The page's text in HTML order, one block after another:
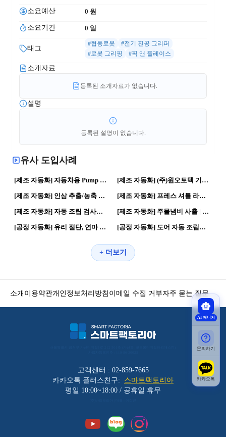
소요예산 0 원
소요기간 0 일
태그
#협동로봇
#전기 진공 그리퍼
#로봇 그리핑
#픽 앤 플레이스
소개자료
등록된 소개자료가 없습니다.
설명
등록된 설명이 없습니다.
유사 도입사례
15 0
[제조 자동화] 자동차용 Pump Filter 품질향상을 위한 INDEX 비전검사 시스템 구축 | 자동화 공정 · 스마트공장 [제조 자동화] (주)원오토텍 기업홍보영상 | 산업자동화·스마트팩토리 솔루션 전문기업 | 제조혁신 · 스마트공장
17 1
[제조 자동화] 인삼 추출/농축 공장 구축 래퍼런스 사례 | 스마트공장 · 자동화 공정
52 0
[제조 자동화] 프레스 셔틀 라인입니다. | 자동화 공정 · 제조혁신
207 0
[제조 자동화] 자동 조립 검사설비 | 자동화 공정 · 로봇활용
96 0
[제조 자동화] 주물냄비 사출 | 로봇활용 · 제조로봇
45 0
[공정 자동화] 유리 절단, 연마 라인 | 자동화 공정 · 제조혁신
70 0
[공정 자동화] 도어 자동 조립장치 | 제조혁신 · 자동화 공정
+ 더보기
소개 이용약관개인정보처리방침 이메일 수집 거부자주 묻는 질문
고객센터 : 02-859-7665
카카오톡 플러스친구:
스마트팩토리아
평일 10:00~18:00 / 공휴일 휴무
AI 매니저
문의하기
카카오톡